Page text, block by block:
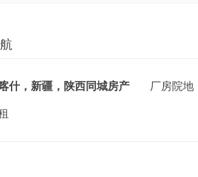
什，新疆，陕西同城房产 厂房院地